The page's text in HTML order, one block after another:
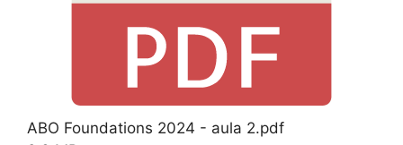
ABO Foundations 2024 - aula 2.pdf